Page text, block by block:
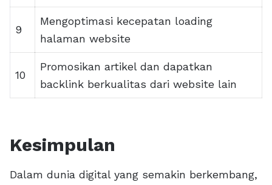
9
Mengoptimasi kecepatan loading
halaman website
10
Promosikan artikel dan dapatkan
backlink berkualitas dari website lain
Kesimpulan
Dalam dunia digital yang semakin berkembang,